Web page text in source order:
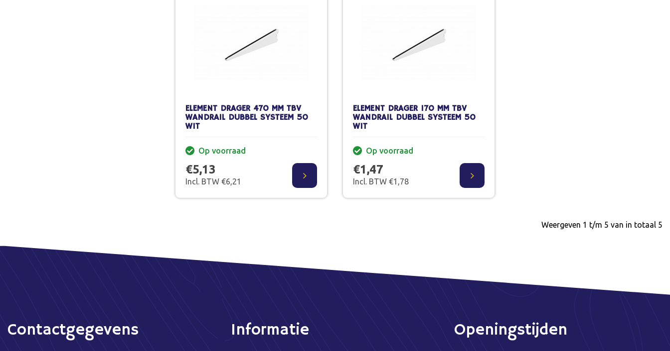
ELEMENT DRAGER 470 MM TBV
WANDRAIL DUBBEL SYSTEEM 50
WIT
Op voorraad
€5,13
Incl. BTW €6,21
ELEMENT DRAGER 170 MM TBV
WANDRAIL DUBBEL SYSTEEM 50
WIT
Op voorraad
€1,47
Incl. BTW €1,78
Weergeven 1 t/m 5 van in totaal 5
Contactgegevens Informatie Openingstijden